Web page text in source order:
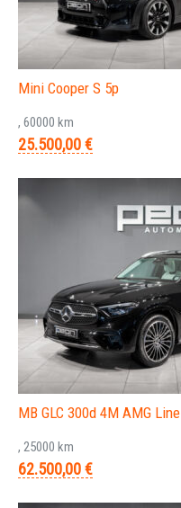
Mini Cooper S 5p
, 60000 km
25.500,00 €
MB GLC 300d 4M AMG Line
, 25000 km
62.500,00 €